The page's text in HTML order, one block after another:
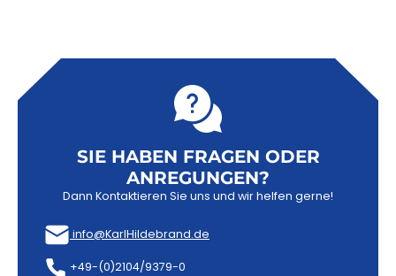
SIE HABEN FRAGEN ODER
ANREGUNGEN?
Dann Kontaktieren Sie uns und wir helfen gerne!
info@KarlHildebrand.de
+49-(0)2104/9379-0